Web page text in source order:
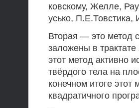
ковскому, Желле,
усько,
Вторая — это метод
заложены в
этот метод активно
твёрдого тела на
конечном итоге
квадратичного